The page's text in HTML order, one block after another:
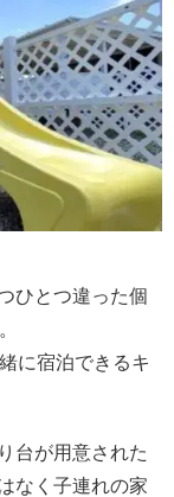
ひとつ違った個
に宿泊できるキ
台が用意された
なく子連れの家